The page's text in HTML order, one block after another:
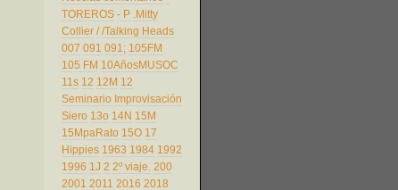
TOREROS - P .Mitty
Collier / /Talking Heads
007 091 091; 105FM
105 FM 10AñosMUSOC
11s 12 12M 12
Seminario Improvisación
Siero 13o 14N 15M
15MpaRato 15O 17
Hippies 1963 1984 1992
1996 1J 2 2º viaje. 200
2001 2011 2016 2018